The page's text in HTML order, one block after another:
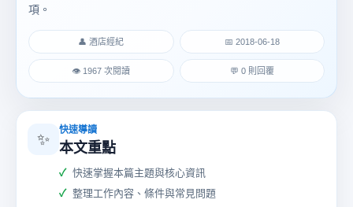
項。
👤 酒店經紀 📅 2018-06-18
👁 1967 次閱讀 💬 0 則回覆
✨
快速導讀
本文重點
快速掌握本篇主題與核心資訊
整理工作內容、條件與常見問題